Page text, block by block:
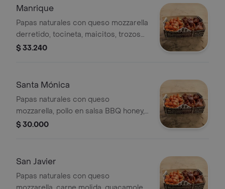
Manrique
Papas naturales con queso mozzarella
derretido, tocineta, maicitos, trozos
de salchicha y salsa ghetto de la casa.
$ 33.240
Santa Mónica
Papas naturales con queso
mozzarella, pollo en salsa BBQ honey,
tocineta, ensalada y salsa ghetto de la
$ 30.000
San Javier
Papas naturales con queso